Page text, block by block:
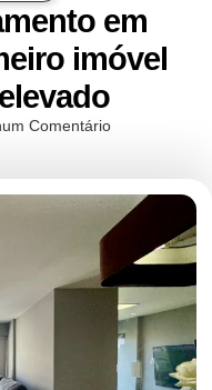
em
imóvel
Comentário